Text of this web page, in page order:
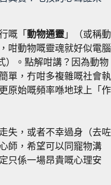
嘅「 動物通靈 」（或稱動
咁動物嘅靈魂就好似電腦
）。點解咁講？因為動物
單，冇咁多複雜嘅社會執
原始嘅頻率喺地球上「作
失，或者不幸過身（去咗
師，希望可以同寵物溝
只係一場昂貴嘅心理安